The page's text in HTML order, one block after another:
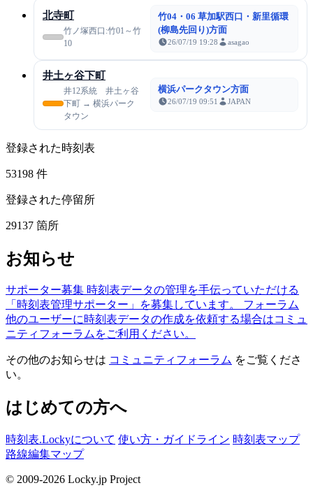
北寺町
竹ノ塚西口:竹01～竹
10
竹04・06 草加駅西口・新里循環
(柳島先回り)方面
26/07/19 19:28 asagao
井土ヶ谷下町
井12系統 井土ヶ谷
下町 → 横浜パーク
タウン
横浜パークタウン方面
26/07/19 09:51 JAPAN
登録された時刻表
53198 件
登録された停留所
29137 箇所
お知らせ
サポーター募集 時刻表データの管理を手伝っていただける
「時刻表管理サポーター」を募集しています。
フォーラム
他のユーザーに時刻表データの作成を依頼する場合はコミュ
ニティフォーラムをご利用ください。
その他のお知らせは コミュニティフォーラム をご覧くださ
い。
はじめての方へ
時刻表.Lockyについて 使い方・ガイドライン 時刻表マップ
路線編集マップ
© 2009-2026 Locky.jp Project